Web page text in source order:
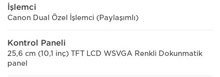
İşlemci
Canon Dual Özel İşlemci (Paylaşımlı)
Kontrol Paneli
25,6 cm (10,1 inç) TFT LCD WSVGA Renkli Dokunmatik
panel